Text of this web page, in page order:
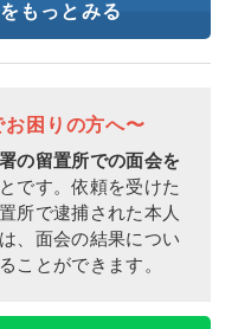
もっとみる
困りの方へ〜
の留置所での面会を
です。依頼を受けた
所で逮捕された本人
、面会の結果につい
ことができます。